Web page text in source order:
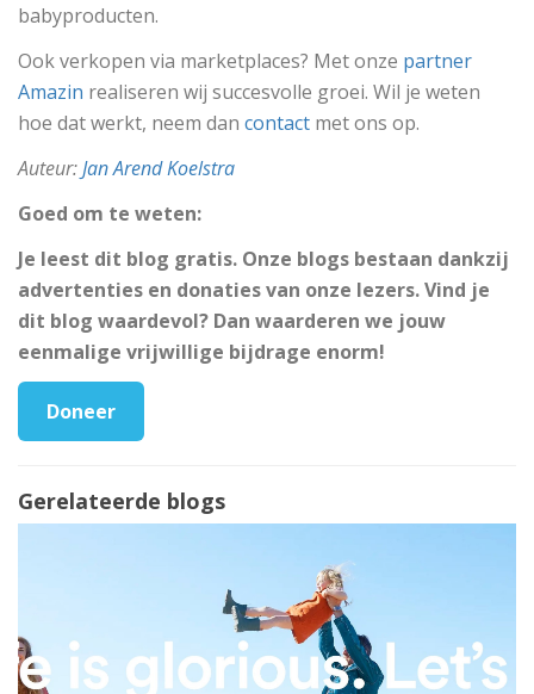
babyproducten.
Ook verkopen via marketplaces? Met onze partner
Amazin realiseren wij succesvolle groei. Wil je weten
hoe dat werkt, neem dan contact met ons op.
Auteur:Jan Arend Koelstra
Goed om te weten:
Je leest dit blog gratis. Onze blogs bestaan dankzij
advertenties en donaties van onze lezers. Vind je
dit blog waardevol? Dan waarderen we jouw
eenmalige vrijwillige bijdrage enorm!
Doneer
Gerelateerde blogs